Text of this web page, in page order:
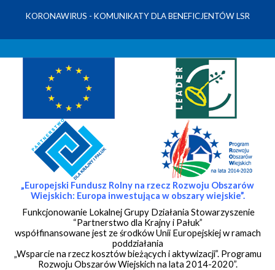
KORONAWIRUS - KOMUNIKATY DLA BENEFICJENTÓW LSR
„Europejski Fundusz Rolny na rzecz Rozwoju Obszarów
Wiejskich: Europa inwestująca w obszary wiejskie”.
Funkcjonowanie Lokalnej Grupy Działania Stowarzyszenie
“Partnerstwo dla Krajny i Pałuk”
współfinansowane jest ze środków Unii Europejskiej w ramach
poddziałania
„Wsparcie na rzecz kosztów bieżących i aktywizacji”. Programu
Rozwoju Obszarów Wiejskich na lata 2014-2020”.